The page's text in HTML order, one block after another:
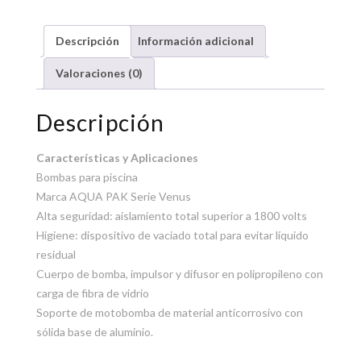
Descripción Información adicional
Valoraciones (0)
Descripción
Características y Aplicaciones
Bombas para piscina
Marca AQUA PAK Serie Venus
Alta seguridad: aislamiento total superior a 1800 volts
Higiene: dispositivo de vaciado total para evitar líquido
residual
Cuerpo de bomba, impulsor y difusor en polipropileno con
carga de fibra de vidrio
Soporte de motobomba de material anticorrosivo con
sólida base de aluminio.